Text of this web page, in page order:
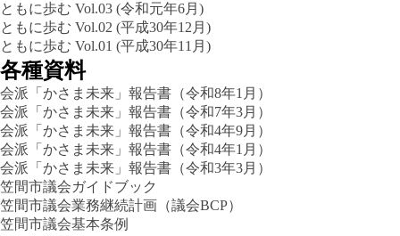
ともに歩む Vol.03 (令和元年6月)
ともに歩む Vol.02 (平成30年12月)
ともに歩む Vol.01 (平成30年11月)
各種資料
会派「かさま未来」報告書（令和8年1月）
会派「かさま未来」報告書（令和7年3月）
会派「かさま未来」報告書（令和4年9月）
会派「かさま未来」報告書（令和4年1月）
会派「かさま未来」報告書（令和3年3月）
笠間市議会ガイドブック
笠間市議会業務継続計画（議会BCP）
笠間市議会基本条例